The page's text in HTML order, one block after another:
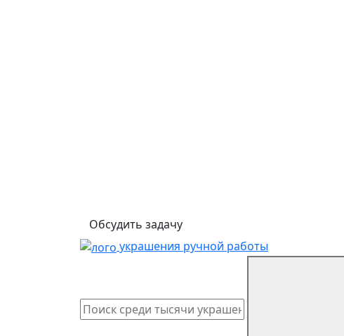
Обсудить задачу
украшения ручной работы